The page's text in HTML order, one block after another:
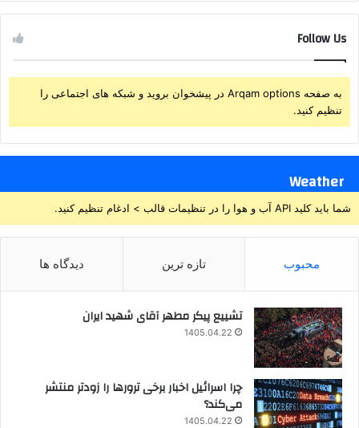
Follow Us
به صفحه Arqam options در پیشخوان بروید و شبکه های اجتماعی را
تنظیم کنید.
Weather
شما باید کلید API آب و هوا را در تنظیمات قالب > ادغام تنظیم کنید.
محبوب تازه ترین دیدگاه ها
تشییع پیکر مطهر آقای شهید ایران
1405.04.22
چرا اسرائیل اخبار برخی ترورها را زودتر منتشر
می‌کند؟
1405.04.22